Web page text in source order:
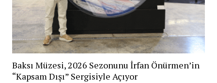
Baksı Müzesi, 2026 Sezonunu İrfan Önürmen’in
“Kapsam Dışı” Sergisiyle Açıyor